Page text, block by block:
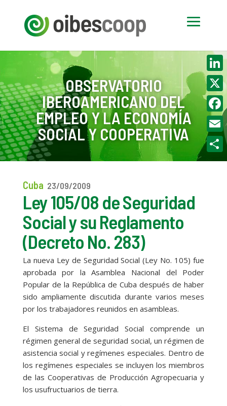
OBSERVATORIO
IBEROAMERICANO DEL
EMPLEO Y LA ECONOMÍA
SOCIAL Y COOPERATIVA
Cuba 23/09/2009
Ley 105/08 de Seguridad
Social y su Reglamento
(Decreto No. 283)
La nueva Ley de Seguridad Social (Ley No. 105) fue
aprobada por la Asamblea Nacional del Poder
Popular de la República de Cuba después de haber
sido ampliamente discutida durante varios meses
por los trabajadores reunidos en asambleas.
El Sistema de Seguridad Social comprende un
régimen general de seguridad social, un régimen de
asistencia social y regímenes especiales. Dentro de
los regímenes especiales se incluyen los miembros
de las Cooperativas de Producción Agropecuaria y
los usufructuarios de tierra.
X
Email